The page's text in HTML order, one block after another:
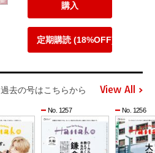
購入
定期購読 (18%OFF)
過去の号はこちらから View All
No. 1257 No. 1256